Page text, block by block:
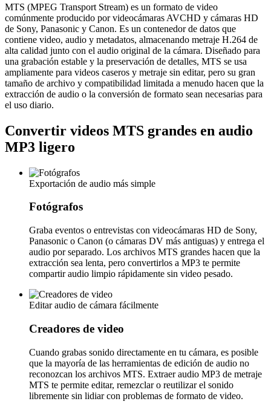
MTS (MPEG Transport Stream) es un formato de video
comúnmente producido por videocámaras AVCHD y cámaras HD
de Sony, Panasonic y Canon. Es un contenedor de datos que
contiene video, audio y metadatos, almacenando metraje H.264 de
alta calidad junto con el audio original de la cámara. Diseñado para
una grabación estable y la preservación de detalles, MTS se usa
ampliamente para videos caseros y metraje sin editar, pero su gran
tamaño de archivo y compatibilidad limitada a menudo hacen que la
extracción de audio o la conversión de formato sean necesarias para
el uso diario.
Convertir videos MTS grandes en audio
MP3 ligero
Exportación de audio más simple
Fotógrafos
Graba eventos o entrevistas con videocámaras HD de Sony,
Panasonic o Canon (o cámaras DV más antiguas) y entrega el
audio por separado. Los archivos MTS grandes hacen que la
extracción sea lenta, pero convertirlos a MP3 te permite
compartir audio limpio rápidamente sin video pesado.
Editar audio de cámara fácilmente
Creadores de video
Cuando grabas sonido directamente en tu cámara, es posible
que la mayoría de las herramientas de edición de audio no
reconozcan los archivos MTS. Extraer audio MP3 de metraje
MTS te permite editar, remezclar o reutilizar el sonido
libremente sin lidiar con problemas de formato de video.